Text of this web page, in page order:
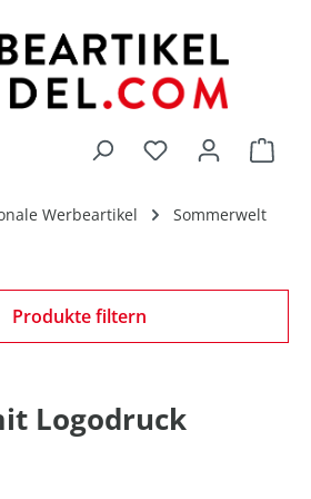
Du hast 0
Werbeartikel
Sommerwelt
Logodruck
Produkte filtern